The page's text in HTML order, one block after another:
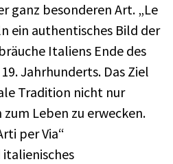
ganz besonderen Art. „Le
ein authentisches Bild der
Italiens Ende des
Jahrhunderts. Das Ziel
Tradition nicht nur
Leben zu erwecken.
per Via“
italienisches